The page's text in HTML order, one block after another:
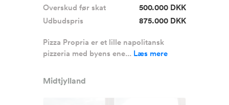
Overskud før skat
500.000 DKK
Udbudspris
875.000 DKK
Pizza Propria er et lille napolitansk
pizzeria med byens ene... Læs mere
Midtjylland